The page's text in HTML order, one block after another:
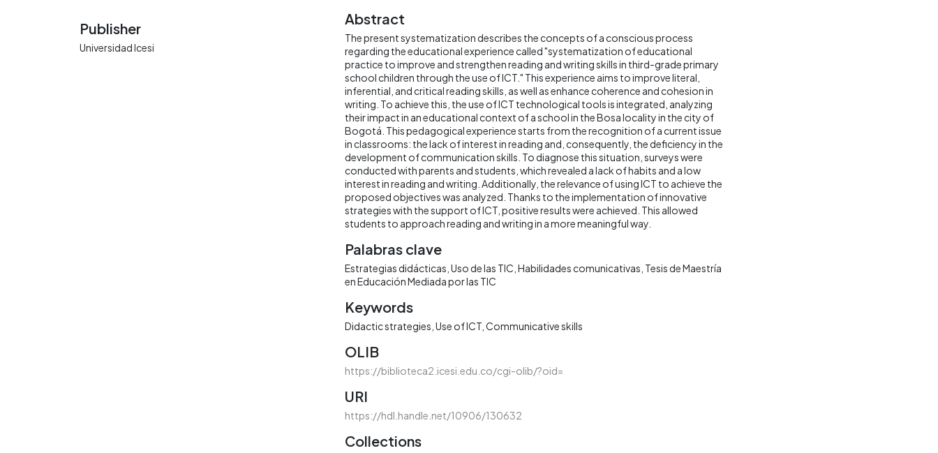
Publisher
Universidad Icesi
Abstract
The present systematization describes the concepts of a conscious process
regarding the educational experience called "systematization of educational
practice to improve and strengthen reading and writing skills in third-grade primary
school children through the use of ICT." This experience aims to improve literal,
inferential, and critical reading skills, as well as enhance coherence and cohesion in
writing. To achieve this, the use of ICT technological tools is integrated, analyzing
their impact in an educational context of a school in the Bosa locality in the city of
Bogotá. This pedagogical experience starts from the recognition of a current issue
in classrooms: the lack of interest in reading and, consequently, the deficiency in the
development of communication skills. To diagnose this situation, surveys were
conducted with parents and students, which revealed a lack of habits and a low
interest in reading and writing. Additionally, the relevance of using ICT to achieve the
proposed objectives was analyzed. Thanks to the implementation of innovative
strategies with the support of ICT, positive results were achieved. This allowed
students to approach reading and writing in a more meaningful way.
Palabras clave
Estrategias didácticas Uso de las TIC Habilidades comunicativas Tesis de Maestría
en Educación Mediada por las TIC
Keywords
Didactic strategies Use of ICT Communicative skills
OLIB
https://biblioteca2.icesi.edu.co/cgi-olib/?oid=
URI
https://hdl.handle.net/10906/130632
Collections